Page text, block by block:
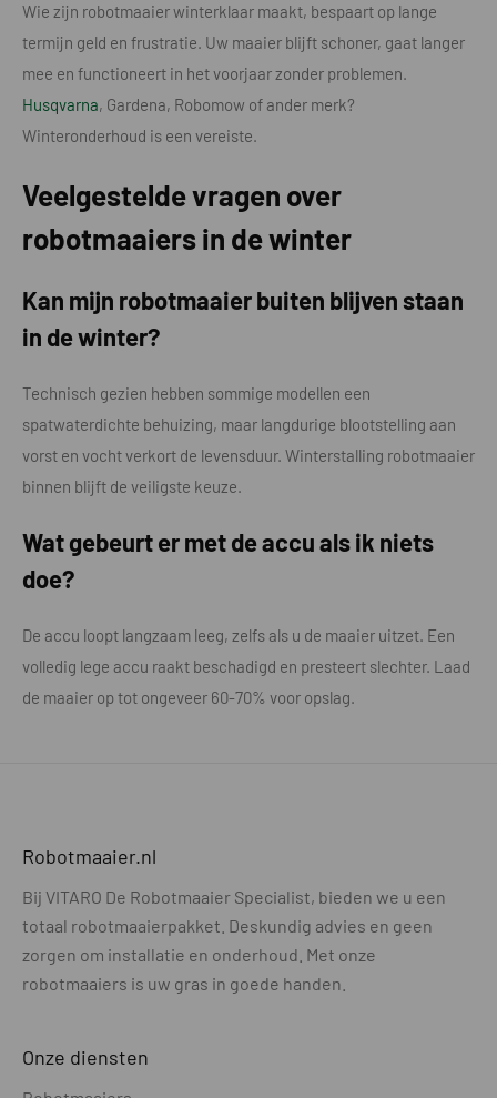
Wie zijn robotmaaier winterklaar maakt, bespaart op lange
termijn geld en frustratie. Uw maaier blijft schoner, gaat langer
mee en functioneert in het voorjaar zonder problemen.
Husqvarna, Gardena, Robomow of ander merk?
Winteronderhoud is een vereiste.
Veelgestelde vragen over
robotmaaiers in de winter
Kan mijn robotmaaier buiten blijven staan
in de winter?
Technisch gezien hebben sommige modellen een
spatwaterdichte behuizing, maar langdurige blootstelling aan
vorst en vocht verkort de levensduur. Winterstalling robotmaaier
binnen blijft de veiligste keuze.
Wat gebeurt er met de accu als ik niets
doe?
De accu loopt langzaam leeg, zelfs als u de maaier uitzet. Een
volledig lege accu raakt beschadigd en presteert slechter. Laad
de maaier op tot ongeveer 60-70% voor opslag.
Robotmaaier.nl
Bij VITARO De Robotmaaier Specialist, bieden we u een
totaal robotmaaierpakket. Deskundig advies en geen
zorgen om installatie en onderhoud. Met onze
robotmaaiers is uw gras in goede handen.
Onze diensten